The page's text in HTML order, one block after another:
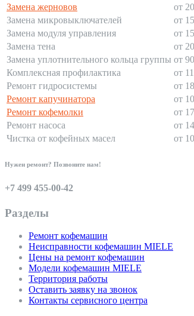
Замена жерновов
от
Замена микровыключателей
от
Замена модуля управления
от
Замена тена
от
Замена уплотнительного кольца группы от
Комплексная профилактика
от
Ремонт гидросистемы
от
Ремонт капучинатора
от
Ремонт кофемолки
от
Ремонт насоса
от
Чистка от кофейных масел
от
Нужен ремонт? Позвоните нам!
+7 499 455-00-42
Разделы
Ремонт кофемашин
Неисправности кофемашин MIELE
Цены на ремонт кофемашин
Модели кофемашин MIELE
Территория работы
Оставить заявку на звонок
Контакты сервисного центра